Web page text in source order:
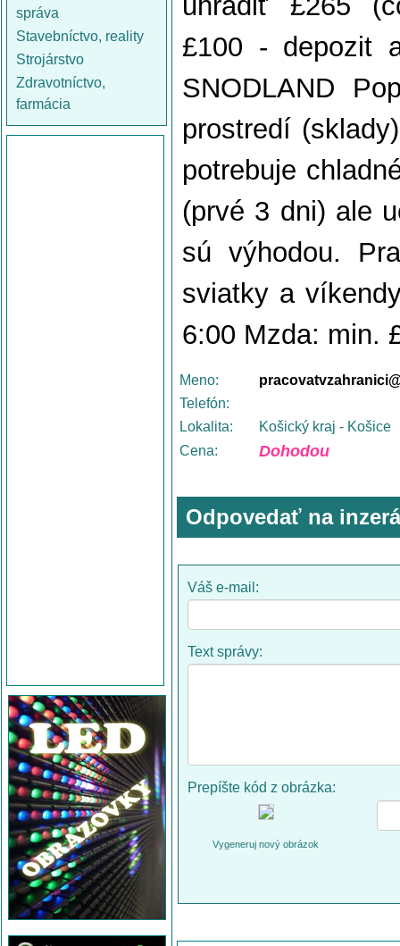
správa
Stavebníctvo, reality
Strojárstvo
Zdravotníctvo,
farmácia
£100 - depozit
SNODLAND
prostredí
potrebuje
(prvé 3 dni) ale
sú výhodou.
sviatky a
6:00 Mzda: min.
Meno:
Telefón:
Lokalita:
Košický kraj - Košice
Cena:
Dohodou
Odpovedať na
Váš e-mail:
Text správy:
Prepíšte kód z obrázka:
Vygeneruj nový obrázok